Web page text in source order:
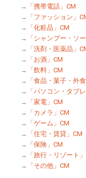
→
「携帯電話」CM
→
「ファッション」
→
「化粧品」CM
→
「シャンプー・ソ
→
「洗剤・医薬品」
→
「お酒」CM
→
「飲料」CM
→
「食品・菓子・外
→
「パソコン・タブ
→
「家電」CM
→
「カメラ」CM
→
「ゲーム」CM
→
「住宅・賃貸」CM
→
「保険」CM
→
「旅行・リゾート
→
「その他」CM